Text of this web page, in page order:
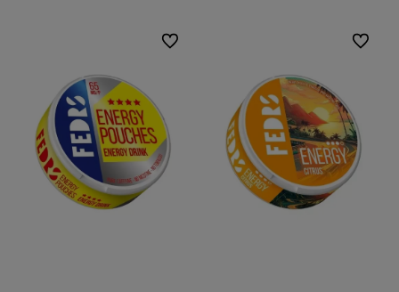
Do ulubionych Do